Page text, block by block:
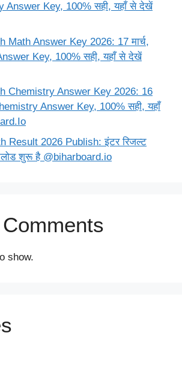
Answer Key, 100% सही, यहाँ से देखें
Math Answer Key 2026: 17 मार्च,
Key, 100% सही, यहाँ से देखें
Chemistry Answer Key 2026: 16
Answer Key, 100% सही, यहाँ
Result 2026 Publish: इंटर रिजल्ट
शुरू है @biharboard.io
show.